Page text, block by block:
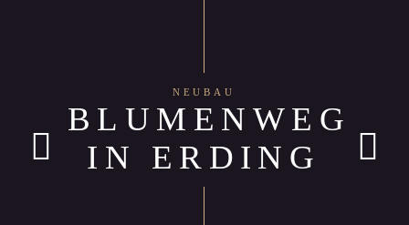
BLUMENWEG
IN ERDING
NEUBAU